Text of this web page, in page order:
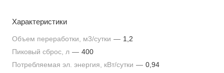
Характеристики
Объем переработки, м3/сутки — 1,2
Пиковый сброс, л — 400
Потребляемая эл. энергия, кВт/сутки — 0,94